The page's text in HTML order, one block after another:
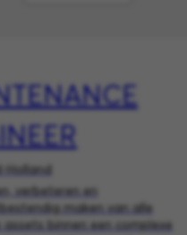
Holland
verbeteren en
maken van alle
assets binnen een complexe